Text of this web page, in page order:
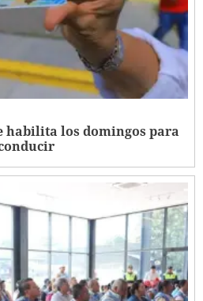
habilita los domingos para